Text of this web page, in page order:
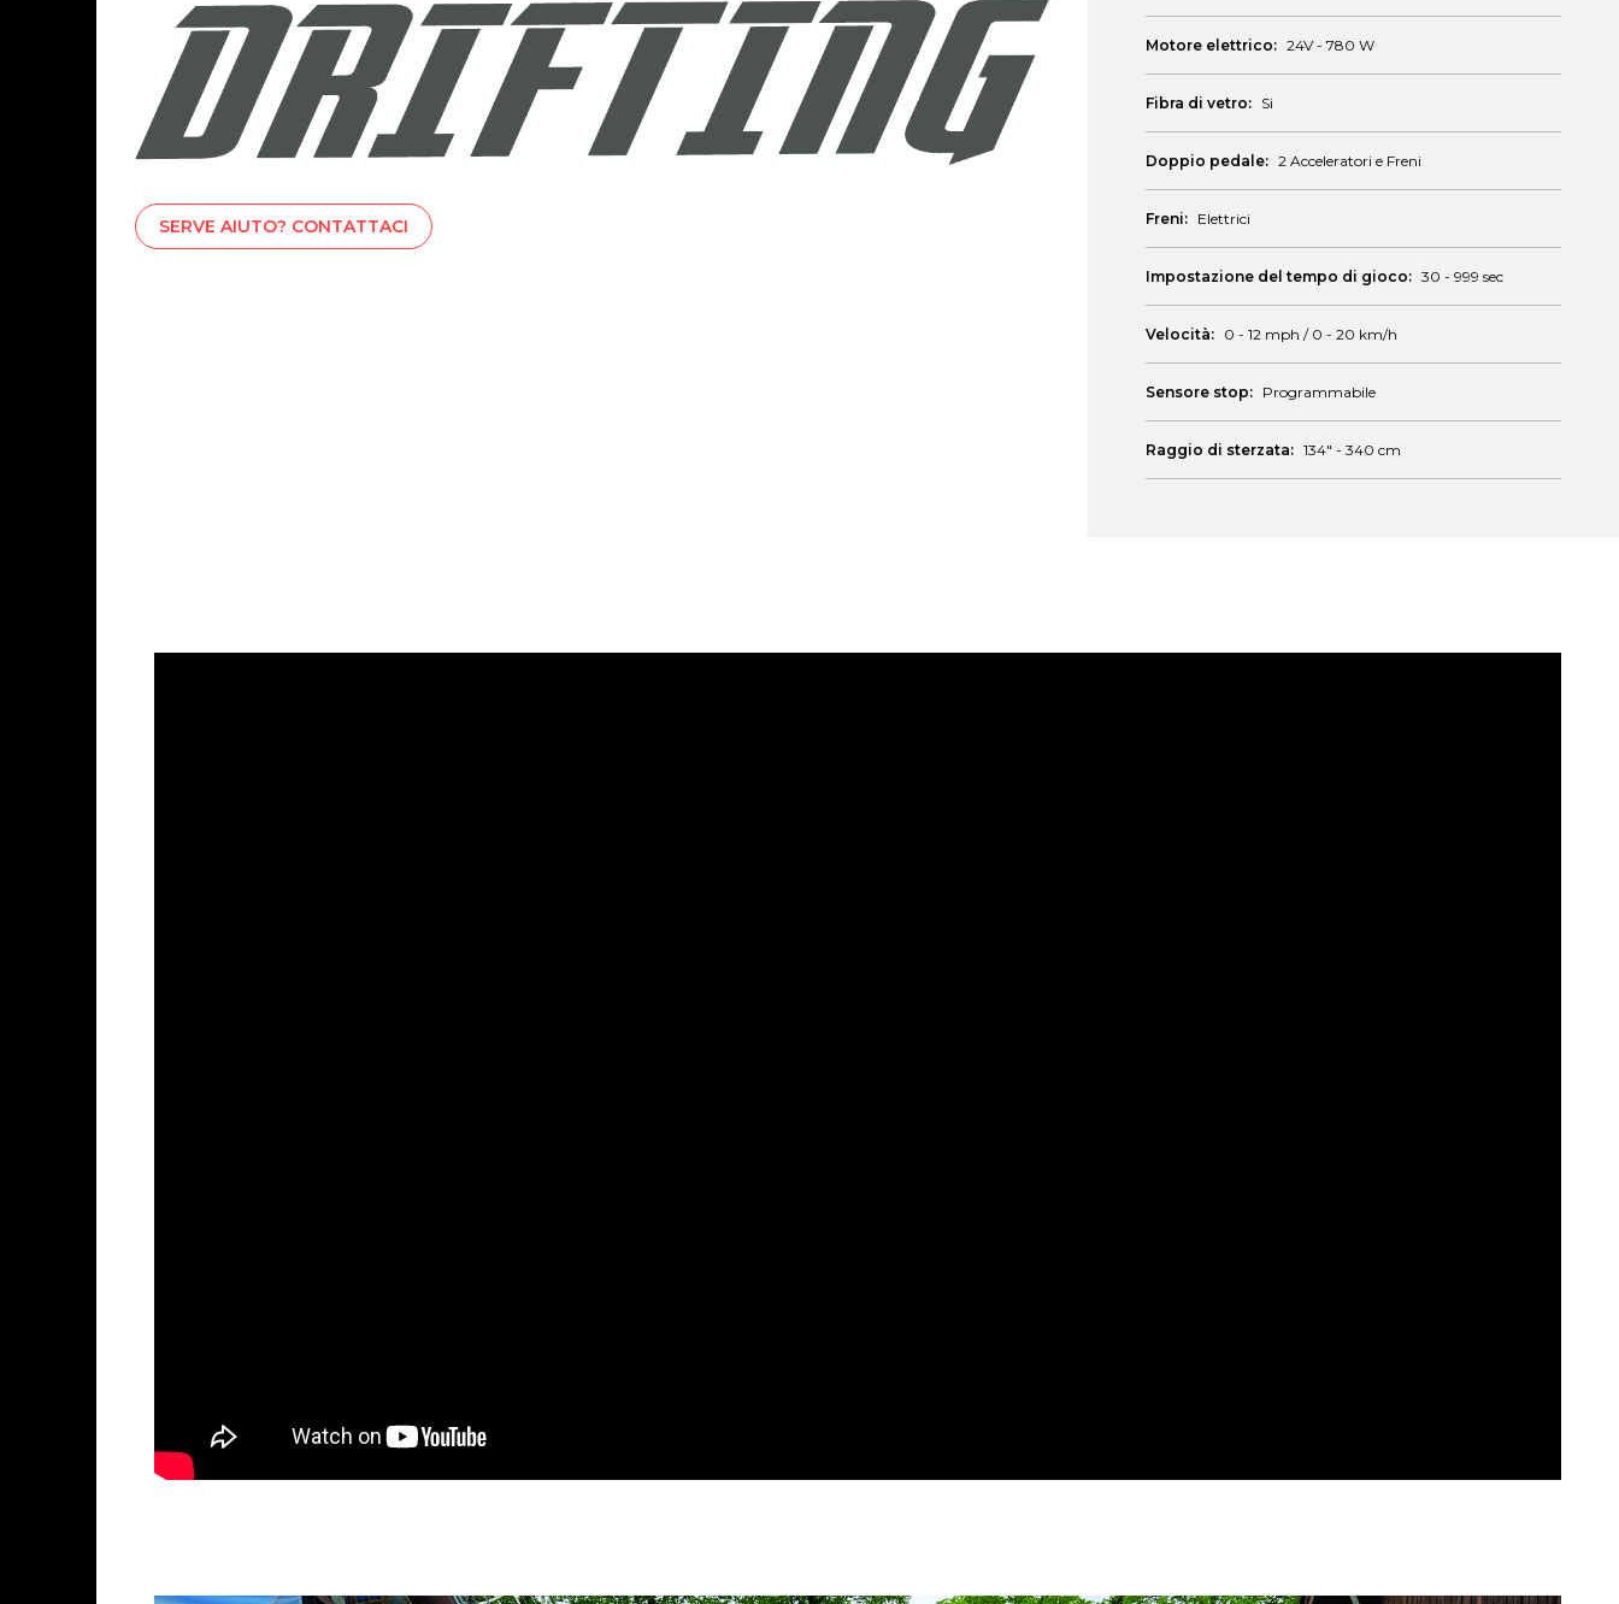
SERVE AIUTO? CONTATTACI
Motore elettrico: 24V - 780 W
Fibra di vetro: Si
Doppio pedale: 2 Acceleratori e Freni
Freni: Elettrici
Impostazione del tempo di gioco: 30 - 999 sec
Velocità: 0 - 12 mph / 0 - 20 km/h
Sensore stop: Programmabile
Raggio di sterzata: 134" - 340 cm